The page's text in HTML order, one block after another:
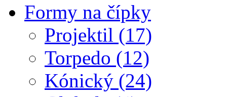
Formy na čípky
Projektil (17)
Torpedo (12)
Kónický (24)